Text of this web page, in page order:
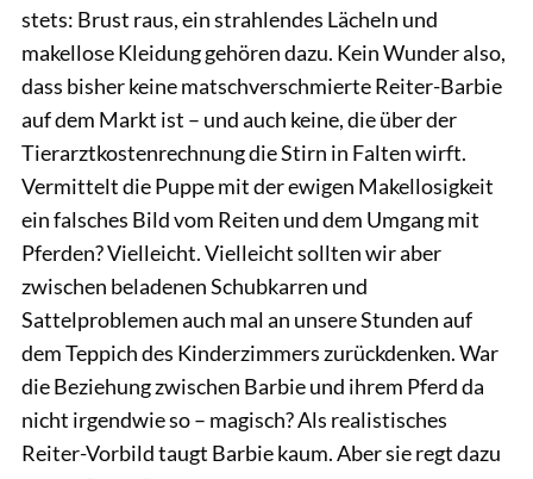
stets: Brust raus, ein strahlendes Lächeln und
makellose Kleidung gehören dazu. Kein Wunder also,
dass bisher keine matschverschmierte Reiter-Barbie
auf dem Markt ist – und auch keine, die über der
Tierarztkostenrechnung die Stirn in Falten wirft.
Vermittelt die Puppe mit der ewigen Makellosigkeit
ein falsches Bild vom Reiten und dem Umgang mit
Pferden? Vielleicht. Vielleicht sollten wir aber
zwischen beladenen Schubkarren und
Sattelproblemen auch mal an unsere Stunden auf
dem Teppich des Kinderzimmers zurückdenken. War
die Beziehung zwischen Barbie und ihrem Pferd da
nicht irgendwie so – magisch? Als realistisches
Reiter-Vorbild taugt Barbie kaum. Aber sie regt dazu